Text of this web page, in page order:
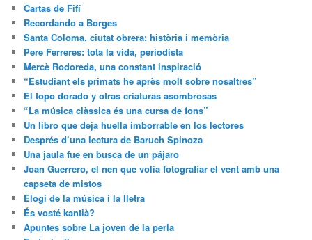
Cartas de Fifí
Recordando a Borges
Santa Coloma, ciutat obrera: història i memòria
Pere Ferreres: tota la vida, periodista
Mercè Rodoreda, una constant inspiració
“Estudiant els primats he après molt sobre nosaltres”
El topo dorado y otras criaturas asombrosas
“La música clàssica és una cursa de fons”
Un libro que deja huella imborrable en los lectores
Després d’una lectura de Baruch Spinoza
Una jaula fue en busca de un pájaro
Joan Guerrero, el nen que volia fotografiar el vent amb una
capseta de mistos
Elogi de la música i la lletra
És vosté kantià?
Apuntes sobre La joven de la perla